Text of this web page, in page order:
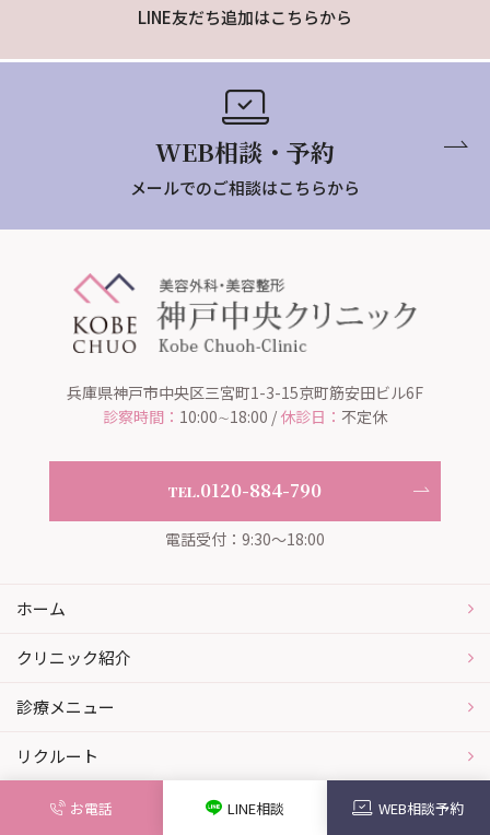
LINE友だち追加はこちらから
WEB相談・予約
メールでのご相談はこちらから
兵庫県神戸市中央区三宮町1-3-15京町筋安田ビル6F
診察時間： 10:00∼18:00 / 休診日： 不定休
TEL.0120-884-790
電話受付：9:30～18:00
ホーム
クリニック紹介
診療メニュー
リクルート
料金表 お電話 LINE相談 WEB相談予約